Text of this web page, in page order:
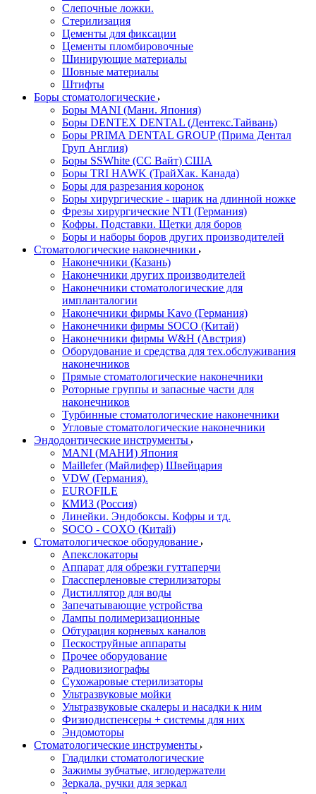
Слепочные ложки.
Стерилизация
Цементы для фиксации
Цементы пломбировочные
Шинирующие материалы
Шовные материалы
Штифты
Боры стоматологические
Боры MANI (Мани. Япония)
Боры DENTEX DENTAL (Дентекс.Тайвань)
Боры PRIMA DENTAL GROUP (Прима Дентал
Груп Англия)
Боры SSWhite (СС Вайт) США
Боры TRI HAWK (ТрайХак. Канада)
Боры для разрезания коронок
Боры хирургические - шарик на длинной ножке
Фрезы хирургические NTI (Германия)
Кофры. Подставки. Щетки для боров
Боры и наборы боров других производителей
Стоматологические наконечники
Наконечники (Казань)
Наконечники других производителей
Наконечники стоматологические для
импланталогии
Наконечники фирмы Kavo (Германия)
Наконечники фирмы SOCO (Китай)
Наконечники фирмы W&H (Австрия)
Оборудование и средства для тех.обслуживания
наконечников
Прямые стоматологические наконечники
Роторные группы и запасные части для
наконечников
Турбинные стоматологические наконечники
Угловые стоматологические наконечники
Эндодонтические инструменты
MANI (МАНИ) Япония
Maillefer (Майлифер) Швейцария
VDW (Германия).
EUROFILE
КМИЗ (Россия)
Линейки. Эндобоксы. Кофры и тд.
SOCO - COXO (Китай)
Стоматологическое оборудование
Апекслокаторы
Аппарат для обрезки гуттаперчи
Глассперленовые стерилизаторы
Дистиллятор для воды
Запечатывающие устройства
Лампы полимеризационные
Обтурация корневых каналов
Пескоструйные аппараты
Прочее оборудование
Радиовизиографы
Сухожаровые стерилизаторы
Ультразвуковые мойки
Ультразвуковые скалеры и насадки к ним
Физиодиспенсеры + системы для них
Эндомоторы
Стоматологические инструменты
Гладилки стоматологические
Зажимы зубчатые, иглодержатели
Зеркала, ручки для зеркал